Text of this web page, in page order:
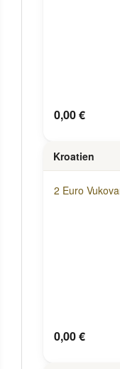
0,00 €
Kroatien
2 Euro
0,00 €